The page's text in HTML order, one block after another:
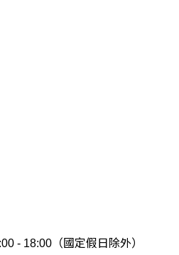
- 18:00（國定假日除外）